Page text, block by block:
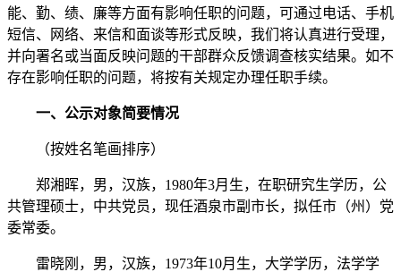
能、勤、绩、廉等方面有影响任职的问题，可通过电话、手机
短信、网络、来信和面谈等形式反映，我们将认真进行受理，
并向署名或当面反映问题的干部群众反馈调查核实结果。如不
存在影响任职的问题，将按有关规定办理任职手续。
一、公示对象简要情况
（按姓名笔画排序）
郑湘晖，男，汉族，1980年3月生，在职研究生学历，公
共管理硕士，中共党员，现任酒泉市副市长，拟任市（州）党
委常委。
雷晓刚，男，汉族，1973年10月生，大学学历，法学学